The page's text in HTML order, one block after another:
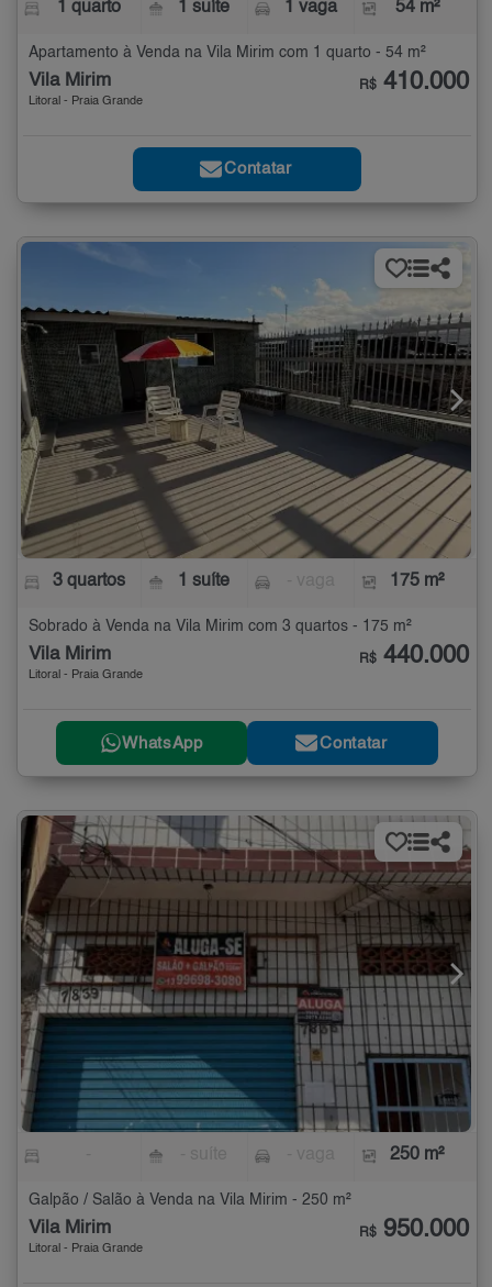
1 quarto 1 suíte 1 vaga 54 m²
Apartamento à Venda na Vila Mirim com 1 quarto - 54 m²
Vila Mirim
Litoral - Praia Grande
R$ 410.000
Contatar
3 quartos 1 suíte 175 m²
Sobrado à Venda na Vila Mirim com 3 quartos - 175 m²
Vila Mirim
Litoral - Praia Grande
R$ 440.000
WhatsApp Contatar
250 m²
Galpão / Salão à Venda na Vila Mirim - 250 m²
Vila Mirim
Litoral - Praia Grande
R$ 950.000